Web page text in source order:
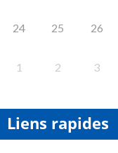
24 25 26
1 2 3
Liens rapides